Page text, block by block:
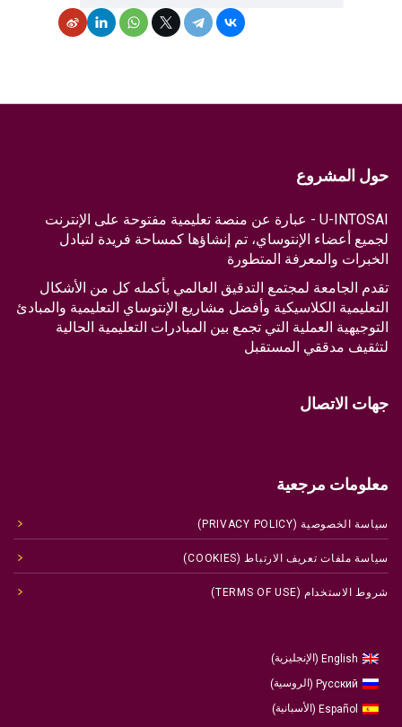
حول المشروع
U-INTOSAI - عبارة عن منصة تعليمية مفتوحة على الإنترنت
لجميع أعضاء الإنتوساي، تم إنشاؤها كمساحة فريدة لتبادل
الخبرات والمعرفة المتطورة
تقدم الجامعة لمجتمع التدقيق العالمي بأكمله كل من الأشكال
التعليمية الكلاسيكية وأفضل مشاريع الإنتوساي التعليمية والمبادئ
التوجيهية العملية التي تجمع بين المبادرات التعليمية الحالية
لتثقيف مدققي المستقبل
جهات الاتصال
معلومات مرجعية
سياسة الخصوصية (PRIVACY POLICY)
سياسة ملفات تعريف الارتباط (COOKIES)
شروط الاستخدام (TERMS OF USE)
English
(الإنجليزية)
Русский
(الروسية)
Español
(الأسبانية)